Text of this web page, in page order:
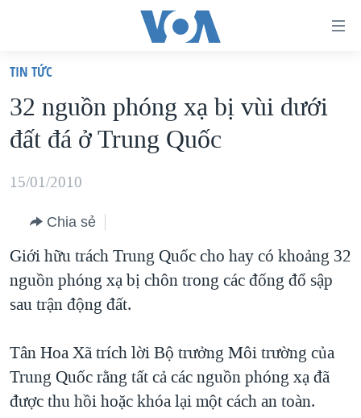
truy
cập
Tới
dung
chính
điều
hướng
chính
tới
"Tìm"
VIỆT NAM
HOA KỲ
BIỂN ĐÔNG
BLOG
DIỄN ĐÀN
MỤC
VẠCH TRẦN TIN GIẢ
NGƯỜI VIỆT HẢI NGOẠI
ĐỜI SỐNG
CHUYÊN ĐỀ
CHIẾN TRANH THƯƠNG MẠI CỦA MỸ: QUÁ KHỨ VÀ HIỆN
HÀNH TRÌNH BẦU CỬ 2024
HỌC TIẾNG ANH
VIDEO
NGHE
TIN TỨC
32 nguồn phóng xạ bị vùi dưới
đất đá ở Trung Quốc
15/01/2010
Chia sẻ
Giới hữu trách Trung Quốc cho hay có khoảng 32
nguồn phóng xạ bị chôn trong các đống đổ sập
sau trận động đất.
Tân Hoa Xã trích lời Bộ trưởng Môi trường của
Trung Quốc rằng tất cả các nguồn phóng xạ đã
được thu hồi hoặc khóa lại một cách an toàn.